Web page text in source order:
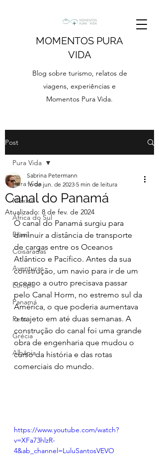
MOMENTOS PURA
VIDA
Blog sobre turismo, relatos de
viagens, experiências e
Momentos Pura Vida.
Post
Pura Vida
México
África do Sul
Brasil
Coisaradas
Aventuras
Europa
Panamá
Peru
Grécia
Albânia
Pura Vida
Canal do Panamá
Sabrina Petermann
16 de jun. de 2023 5 min de leitura
Atualizado: 8 de fev. de 2024
O canal do Panamá surgiu para
diminuir a distância de transporte
de cargas entre os Oceanos
Atlântico e Pacífico. Antes da sua
construção, um navio para ir de um
oceano a outro precisava passar
pelo Canal Horm, no estremo sul da
América, o que poderia aumentava
o trajeto em até duas semanas. A
construção do canal foi uma grande
obra de engenharia que mudou o
curso da história e das rotas
comerciais do mundo.
https://www.youtube.com/watch?
v=XFa73hlzR-
4&ab_channel=LuluSantosVEVO